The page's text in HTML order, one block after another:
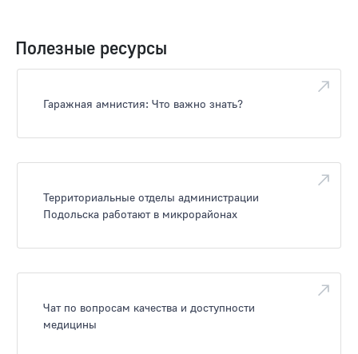
Полезные ресурсы
Гаражная амнистия: Что важно знать?
Территориальные отделы администрации
Подольска работают в микрорайонах
Чат по вопросам качества и доступности
медицины